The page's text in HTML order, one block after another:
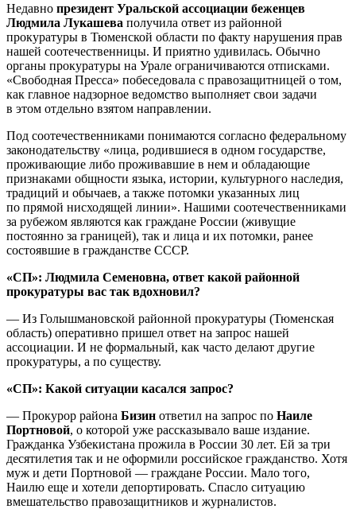
Недавно президент Уральской ассоциации беженцев
Людмила Лукашева получила ответ из районной
прокуратуры в Тюменской области по факту нарушения прав
нашей соотечественницы. И приятно удивилась. Обычно
органы прокуратуры на Урале ограничиваются отписками.
«Свободная Пресса» побеседовала с правозащитницей о том,
как главное надзорное ведомство выполняет свои задачи
в этом отдельно взятом направлении.
Под соотечественниками понимаются согласно федеральному
законодательству «лица, родившиеся в одном государстве,
проживающие либо проживавшие в нем и обладающие
признаками общности языка, истории, культурного наследия,
традиций и обычаев, а также потомки указанных лиц
по прямой нисходящей линии». Нашими соотечественниками
за рубежом являются как граждане России (живущие
постоянно за границей), так и лица и их потомки, ранее
состоявшие в гражданстве СССР.
«СП»: Людмила Семеновна, ответ какой районной
прокуратуры вас так вдохновил?
— Из Голышмановской районной прокуратуры (Тюменская
область) оперативно пришел ответ на запрос нашей
ассоциации. И не формальный, как часто делают другие
прокуратуры, а по существу.
«СП»: Какой ситуации касался запрос?
— Прокурор района Бизин ответил на запрос по Наиле
Портновой, о которой уже рассказывало ваше издание.
Гражданка Узбекистана прожила в России 30 лет. Ей за три
десятилетия так и не оформили российское гражданство. Хотя
муж и дети Портновой — граждане России. Мало того,
Наилю еще и хотели депортировать. Спасло ситуацию
вмешательство правозащитников и журналистов.